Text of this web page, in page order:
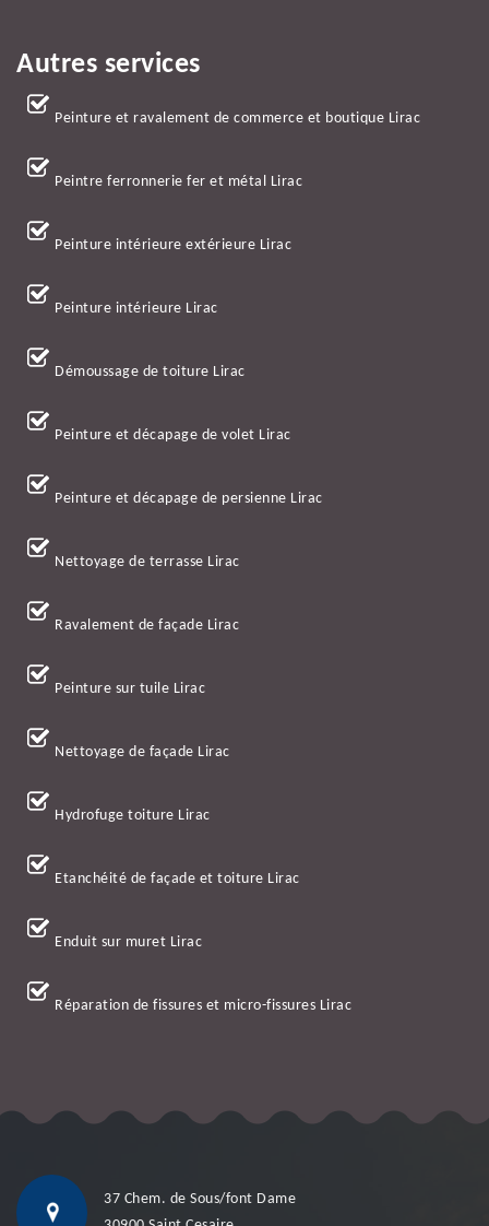
Autres services
Peinture et ravalement de commerce et boutique Lirac
Peintre ferronnerie fer et métal Lirac
Peinture intérieure extérieure Lirac
Peinture intérieure Lirac
Démoussage de toiture Lirac
Peinture et décapage de volet Lirac
Peinture et décapage de persienne Lirac
Nettoyage de terrasse Lirac
Ravalement de façade Lirac
Peinture sur tuile Lirac
Nettoyage de façade Lirac
Hydrofuge toiture Lirac
Etanchéité de façade et toiture Lirac
Enduit sur muret Lirac
Réparation de fissures et micro-fissures Lirac
37 Chem. de Sous/font Dame